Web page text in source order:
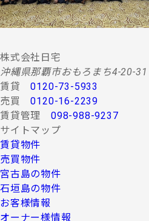
供。
(３) 当社グループ会社におけ
社グループ会社より発送
又は、Ｅ-mail、Ｗｅｂ
ービスの提供。
(４) 当社グループ会社が行う
査、商品開発等の分析デ
各種調査。
(５) 前各項に定める利用目的
ける個人情報の第三者提供
４.お客様の個人情報の第三者
第三者への提供にあたっては、
措置を講じます。なお、上記
囲内において業務委託先に情報
令に反しない範囲で停止請求
ります。 お客様の個人情報は
下の者に対して書面または口
株式会社日宅
沖縄県那覇市おもろまち4-20-31
賃貸0120-73-5933
売買0120-16-2239
賃貸管理 098-988-9237
サイトマップ
賃貸物件
売買物件
宮古島の物件
石垣島の物件
お客様情報
オーナー様情報